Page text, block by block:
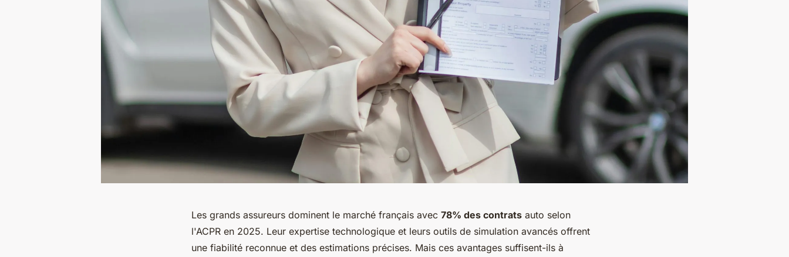
Les grands assureurs dominent le marché français avec 78% des contrats auto selon
l'ACPR en 2025. Leur expertise technologique et leurs outils de simulation avancés offrent
une fiabilité reconnue et des estimations précises. Mais ces avantages suffisent-ils à